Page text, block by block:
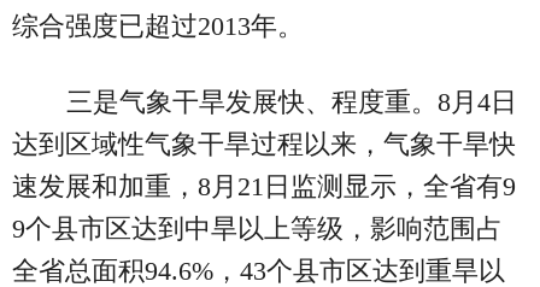
综合强度已超过2013年。
三是气象干旱发展快、程度重。8月4日
达到区域性气象干旱过程以来，气象干旱快
速发展和加重，8月21日监测显示，全省有9
9个县市区达到中旱以上等级，影响范围占
全省总面积94.6%，43个县市区达到重旱以